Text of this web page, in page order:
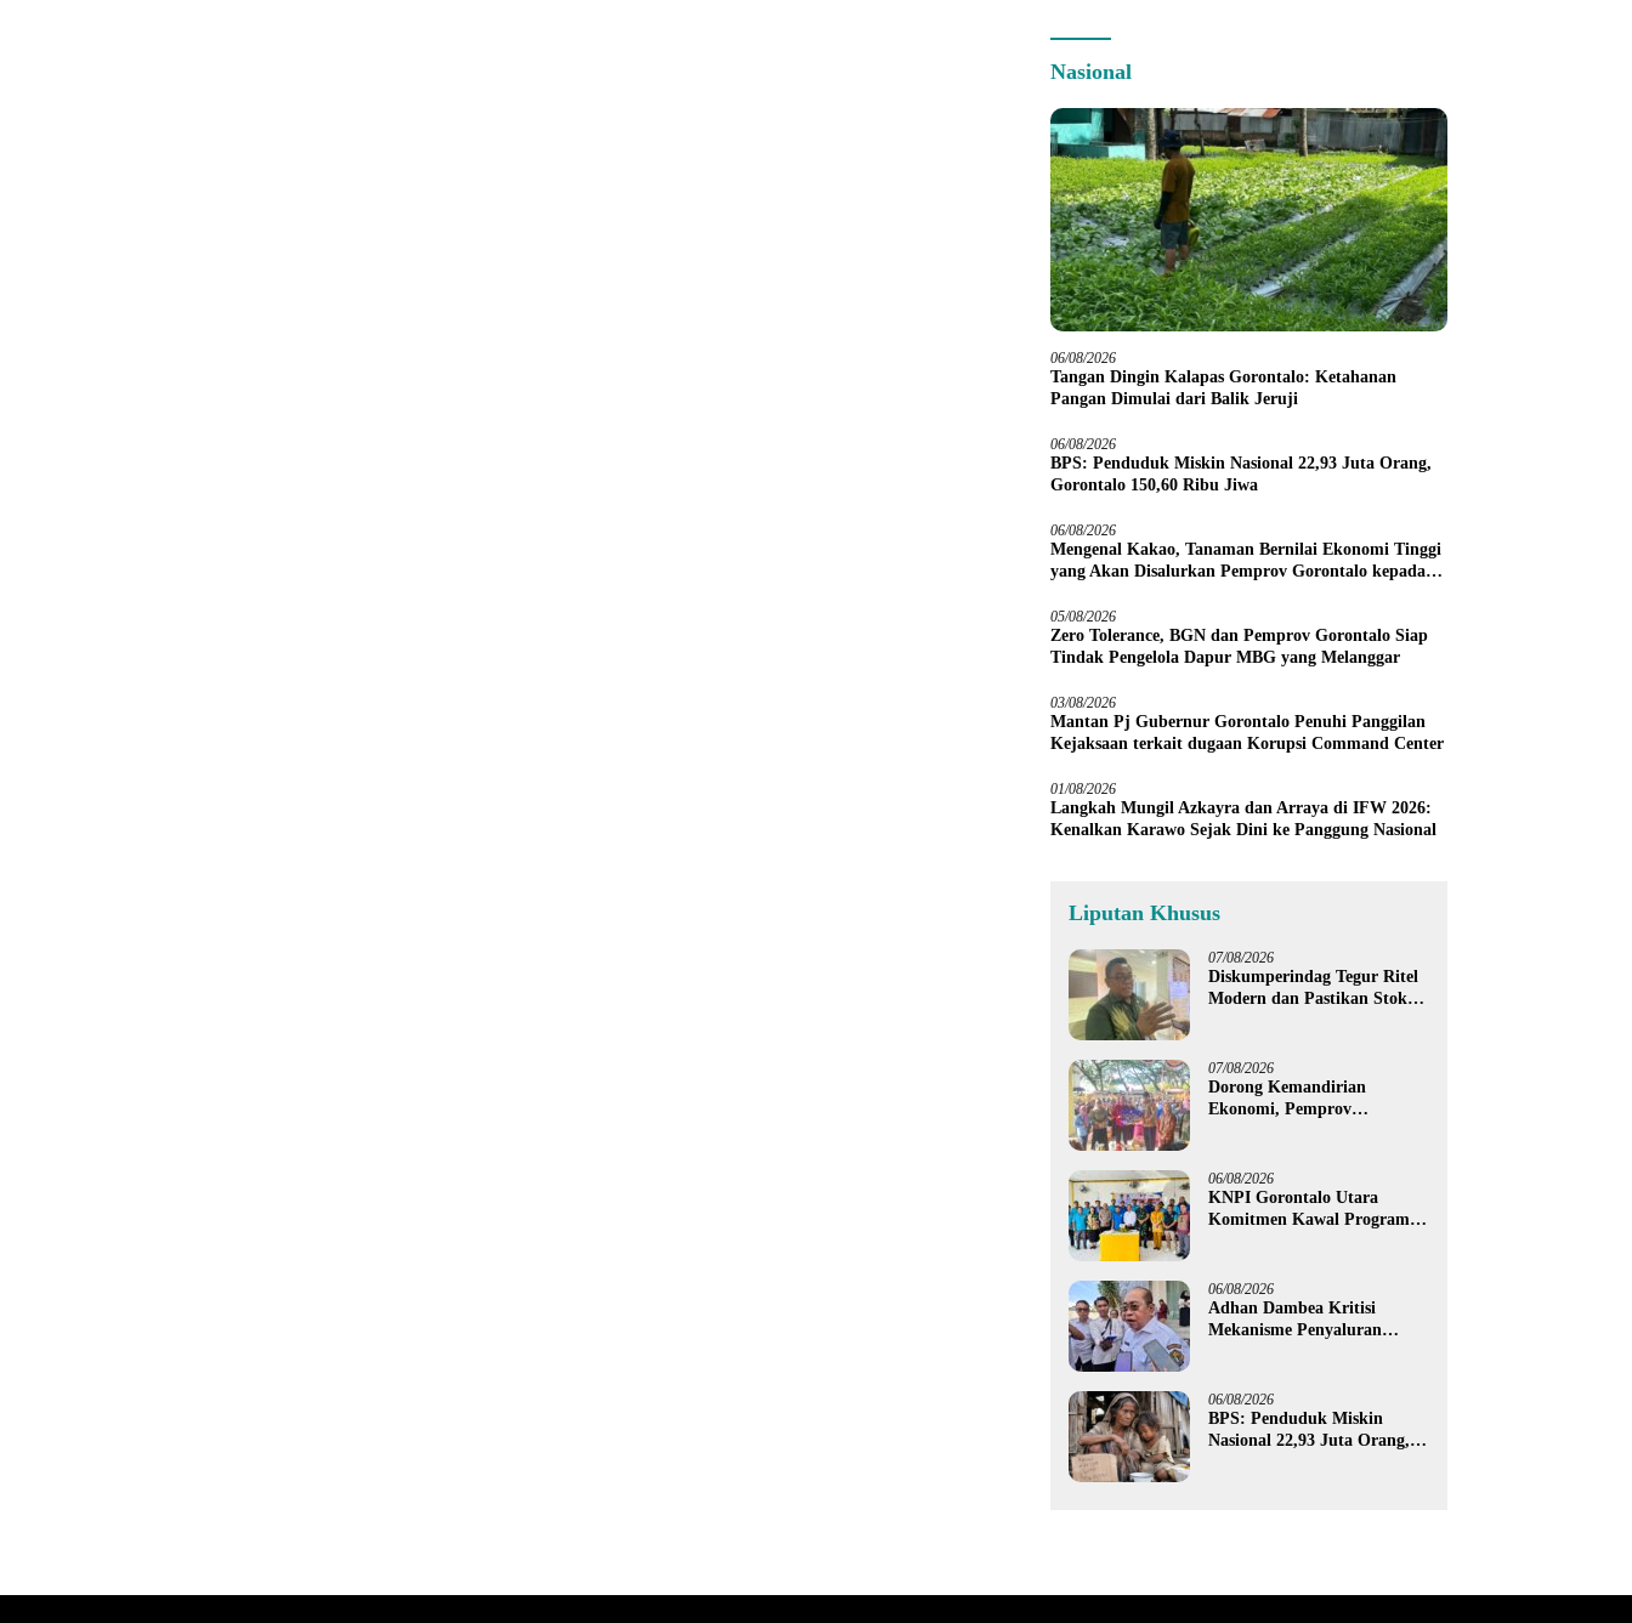
Nasional
06/08/2026
Tangan Dingin Kalapas Gorontalo: Ketahanan
Pangan Dimulai dari Balik Jeruji
06/08/2026
BPS: Penduduk Miskin Nasional 22,93 Juta Orang,
Gorontalo 150,60 Ribu Jiwa
06/08/2026
Mengenal Kakao, Tanaman Bernilai Ekonomi Tinggi
yang Akan Disalurkan Pemprov Gorontalo kepada
05/08/2026
Zero Tolerance, BGN dan Pemprov Gorontalo Siap
Tindak Pengelola Dapur MBG yang Melanggar
03/08/2026
Mantan Pj Gubernur Gorontalo Penuhi Panggilan
Kejaksaan terkait dugaan Korupsi Command Center
01/08/2026
Langkah Mungil Azkayra dan Arraya di IFW 2026:
Kenalkan Karawo Sejak Dini ke Panggung Nasional
Liputan Khusus
07/08/2026
Diskumperindag Tegur Ritel
Modern dan Pastikan Stok
07/08/2026
Dorong Kemandirian
Ekonomi, Pemprov
untuk 395 Pelaku Usaha
06/08/2026
KNPI Gorontalo Utara
Komitmen Kawal Program
06/08/2026
Adhan Dambea Kritisi
Mekanisme Penyaluran
06/08/2026
BPS: Penduduk Miskin
Nasional 22,93 Juta Orang,